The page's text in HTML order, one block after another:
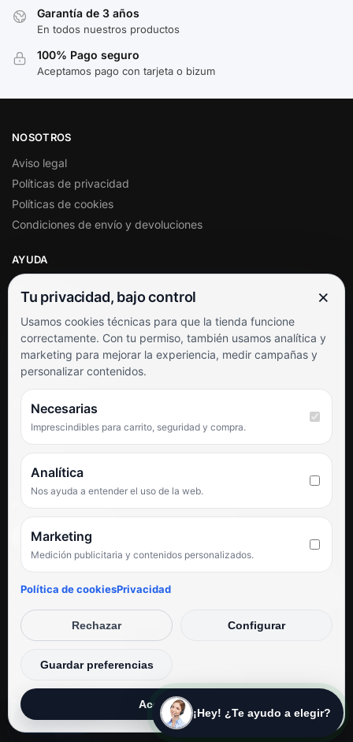
Garantía de 3 años
En todos nuestros productos
100% Pago seguro
Aceptamos pago con tarjeta o bizum
NOSOTROS
Aviso legal
Políticas de privacidad
Políticas de cookies
Condiciones de envío y devoluciones
AYUDA
Soporte al cliente
Contacto
Términos y condiciones
Preguntas frecuentes
SÍGUENOS
Facebook
TikTok
PUNTUACIÓN DE 4,6 SOBRE 5 EN GOOGLE
★★★★★
Hemos comprado en varias ocasiones y siempre dan respuesta.
Espectacular, servicio de 10.»
Iván Rodríguez Ramos
© Electrodirecto 2026
¡Hey! ¿Te ayudo a elegir?
Tu privacidad, bajo control ×
Usamos cookies técnicas para que la tienda funcione
correctamente. Con tu permiso, también usamos analítica y
marketing para mejorar la experiencia, medir campañas y
personalizar contenidos.
Necesarias
Imprescindibles para carrito, seguridad y compra.
Analítica
Nos ayuda a entender el uso de la web.
Marketing
Medición publicitaria y contenidos personalizados.
Política de cookiesPrivacidad
Rechazar Configurar
Guardar preferencias
Aceptar todas
Privacidad